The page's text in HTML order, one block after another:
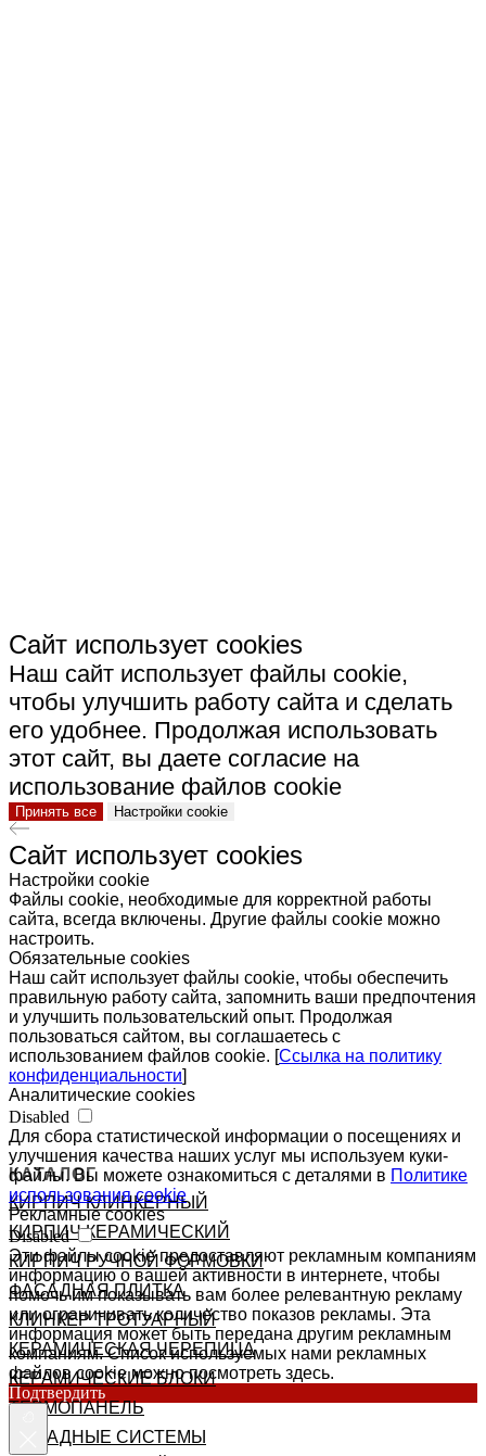
КАТАЛОГ
КИРПИЧ КЛИНКЕРНЫЙ
КИРПИЧ КЕРАМИЧЕСКИЙ
КИРПИЧ РУЧНОЙ ФОРМОВКИ
ФАСАДНАЯ ПЛИТКА
КЛИНКЕР ТРОТУАРНЫЙ
КЕРАМИЧЕСКАЯ ЧЕРЕПИЦА
КЕРАМИЧЕСКИЕ БЛОКИ
ТЕРМОПАНЕЛЬ
ФАСАДНЫЕ СИСТЕМЫ
Сайт использует cookies
Наш сайт использует файлы cookie,
чтобы улучшить работу сайта и сделать
его удобнее. Продолжая использовать
этот сайт, вы даете согласие на
использование файлов cookie
Принять все Настройки cookie
Сайт использует cookies
Настройки cookie
Файлы cookie, необходимые для корректной работы
сайта, всегда включены. Другие файлы cookie можно
настроить.
Обязательные cookies
Наш сайт использует файлы cookie, чтобы обеспечить
правильную работу сайта, запомнить ваши предпочтения
и улучшить пользовательский опыт. Продолжая
пользоваться сайтом, вы соглашаетесь с
использованием файлов cookie. [Ссылка на политику
конфиденциальности]
Аналитические cookies
Disabled
Для сбора статистической информации о посещениях и
улучшения качества наших услуг мы используем куки-
файлы. Вы можете ознакомиться с деталями в Политике
использования cookie
Рекламные cookies
Disabled
Эти файлы cookie предоставляют рекламным компаниям
информацию о вашей активности в интернете, чтобы
помочь им показывать вам более релевантную рекламу
или ограничивать количество показов рекламы. Эта
информация может быть передана другим рекламным
компаниям. Список используемых нами рекламных
файлов cookie можно посмотреть здесь.
Подтвердить